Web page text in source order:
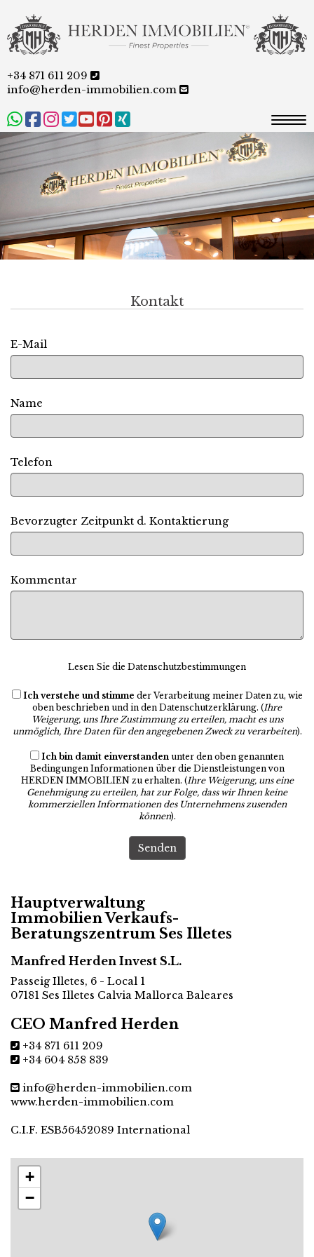
+34 871 611 209
info@herden-immobilien.com
Kontakt
E-Mail
Name
Telefon
Bevorzugter Zeitpunkt d. Kontaktierung
Kommentar
Lesen Sie die Datenschutzbestimmungen
Ich verstehe und stimme der Verarbeitung meiner Daten zu, wie
oben beschrieben und in den Datenschutzerklärung. (Ihre
Weigerung, uns Ihre Zustimmung zu erteilen, macht es uns
unmöglich, Ihre Daten für den angegebenen Zweck zu verarbeiten).
Ich bin damit einverstanden unter den oben genannten
Bedingungen Informationen über die Dienstleistungen von
HERDEN IMMOBILIEN zu erhalten. (Ihre Weigerung, uns eine
Genehmigung zu erteilen, hat zur Folge, dass wir Ihnen keine
kommerziellen Informationen des Unternehmens zusenden
können).
Senden
Hauptverwaltung
Immobilien Verkaufs-
Beratungszentrum Ses Illetes
Manfred Herden Invest S.L.
Passeig Illetes, 6 - Local 1
07181 Ses Illetes Calvia Mallorca Baleares
CEO Manfred Herden
+34 871 611 209
+34 604 858 839
info@herden-immobilien.com
www.herden-immobilien.com
C.I.F. ESB56452089 International
+
−